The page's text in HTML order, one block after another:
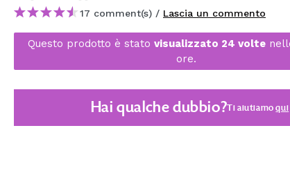
MAQUIFARMA
KOREA ZONE
TRAVEL SIZE
17 comment(s) / Lascia un commento
Questo prodotto è stato visualizzato 24 volte
ore.
Hai qualche dubbio?Ti aiutiamoqui